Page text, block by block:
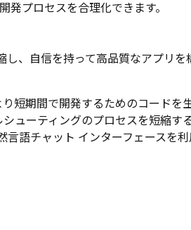
プロセスを合理化できます。
し、自信を持って高品質なアプリを
短期間で開発するためのコードを
ューティングのプロセスを短縮する
言語チャット インターフェースを利